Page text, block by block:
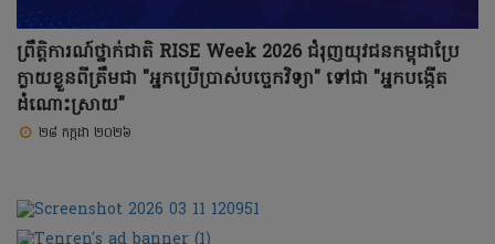
ព្រឹត្តិការណ៍ថ្នាក់ជាតិ RISE Week 2026 ជំរុញយុវជនកម្ពុជាប្រែ
ក្លាយខ្លួនពីត្រឹមជា "អ្នកប្រើប្រាស់បច្ចេកវិទ្យា" ទៅជា "អ្នកបង្កើត
ដំណោះស្រាយ"
២៨ កក្កដា ២០២៦